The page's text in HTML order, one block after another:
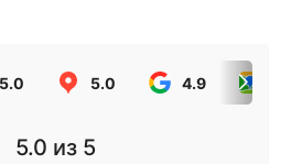
5.0 5.0 4.9
5.0 из 5